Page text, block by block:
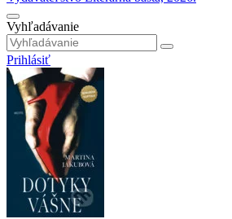
Vyhľadávanie
Prihlásiť